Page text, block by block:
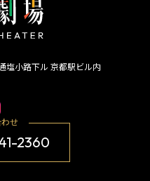
塩小路下ル 京都駅ビル内
せ
2360